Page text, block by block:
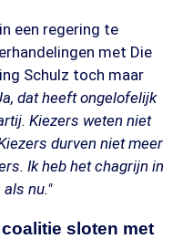
een regering te
met Die
Schulz toch maar
dat heeft ongelofelijk
Kiezers weten niet
durven niet meer
Ik heb het chagrijn in
nu."
sloten met